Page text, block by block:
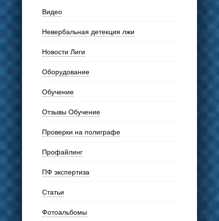
Видео
Невербальная детекция лжи
Новости Лиги
Оборудование
Обучение
Отзывы Обучение
Проверки на полиграфе
Профайлинг
ПФ экспертиза
Статьи
Фотоальбомы